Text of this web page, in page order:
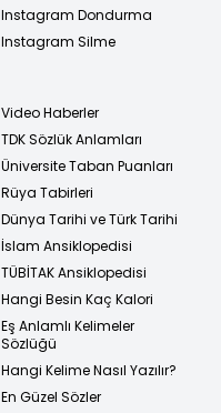
Instagram Dondurma
Instagram Silme
Video Haberler
TDK Sözlük Anlamları
Üniversite Taban Puanları
Rüya Tabirleri
Dünya Tarihi ve Türk Tarihi
İslam Ansiklopedisi
TÜBİTAK Ansiklopedisi
Hangi Besin Kaç Kalori
Eş Anlamlı Kelimeler
Sözlüğü
Hangi Kelime Nasıl Yazılır?
En Güzel Sözler